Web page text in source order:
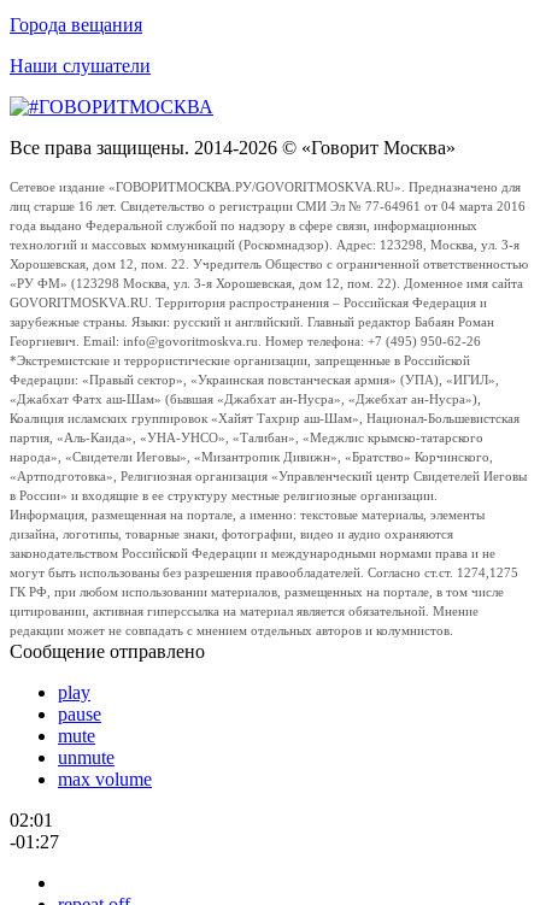
Города вещания
Наши слушатели
Все права защищены. 2014-2026 © «Говорит Москва»
Сетевое издание «ГОВОРИТМОСКВА.РУ/GOVORITMOSKVA.RU». Предназначено для
лиц старше 16 лет. Свидетельство о регистрации СМИ Эл № 77-64961 от 04 марта 2016
года выдано Федеральной службой по надзору в сфере связи, информационных
технологий и массовых коммуникаций (Роскомнадзор). Адрес: 123298, Москва, ул. 3-я
Хорошевская, дом 12, пом. 22. Учредитель Общество с ограниченной ответственностью
«РУ ФМ» (123298 Москва, ул. 3-я Хорошевская, дом 12, пом. 22). Доменное имя сайта
GOVORITMOSKVA.RU. Территория распространения – Российская Федерация и
зарубежные страны. Языки: русский и английский. Главный редактор Бабаян Роман
Георгиевич. Email: info@govoritmoskva.ru. Номер телефона: +7 (495) 950-62-26
*Экстремистские и террористические организации, запрещенные в Российской
Федерации: «Правый сектор», «Украинская повстанческая армия» (УПА), «ИГИЛ»,
«Джабхат Фатх аш-Шам» (бывшая «Джабхат ан-Нусра», «Джебхат ан-Нусра»),
Коалиция исламских группировок «Хайят Тахрир аш-Шам», Национал-Большевистская
партия, «Аль-Каида», «УНА-УНСО», «Талибан», «Меджлис крымско-татарского
народа», «Свидетели Иеговы», «Мизантропик Дивижн», «Братство» Корчинского,
«Артподготовка», Религиозная организация «Управленческий центр Свидетелей Иеговы
в России» и входящие в ее структуру местные религиозные организации.
Информация, размещенная на портале, а именно: текстовые материалы, элементы
дизайна, логотипы, товарные знаки, фотографии, видео и аудио охраняются
законодательством Российской Федерации и международными нормами права и не
могут быть использованы без разрешения правообладателей. Согласно ст.ст. 1274,1275
ГК РФ, при любом использовании материалов, размещенных на портале, в том числе
цитировании, активная гиперссылка на материал является обязательной. Мнение
редакции может не совпадать с мнением отдельных авторов и колумнистов.
Сообщение отправлено
play
pause
mute
unmute
max volume
02:01
-01:27